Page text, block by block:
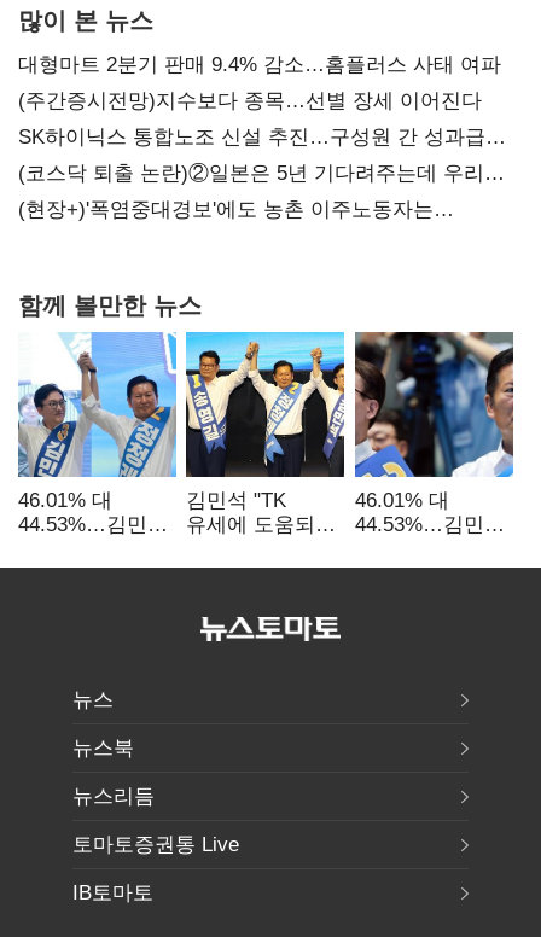
많이 본 뉴스
대형마트 2분기 판매 9.4% 감소…홈플러스 사태 여파
(주간증시전망)지수보다 종목…선별 장세 이어진다
SK하이닉스 통합노조 신설 추진…구성원 간 성과급
불만 확산
(코스닥 퇴출 논란)②일본은 5년 기다려주는데 우리는
당장 퇴출?…시간만으론 부족한 코스닥 구하기
(현장+)'폭염중대경보'에도 농촌 이주노동자는
함께 볼만한 뉴스
46.01% 대
44.53%…김민석·
'초박빙'(종합
김민석 "TK
유세에 도움되는
"벌써 대표된 양
46.01% 대
44.53%…김민석·
'초박빙'(종합)
뉴스
뉴스북
뉴스리듬
토마토증권통 Live
IB토마토